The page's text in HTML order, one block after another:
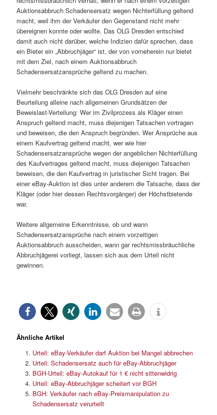
Auktionsabbruch Schadensersatz wegen Nichterfüllung geltend
macht, weil ihm der Verkäufer den Gegenstand nicht mehr
übereignen konnte oder wollte. Das OLG Dresden entschied
damit auch nicht darüber, welche Indizien dafür sprechen, dass
ein Bieter ein „Abbruchjäger“ ist, der von vorneherein nur bietet
mit dem Ziel, nach einem Auktionsabbruch
Schadensersatzansprüche geltend zu machen.
Vielmehr beschränkte sich das OLG Dresden auf eine
Beurteilung alleine nach allgemeinen Grundsätzen der
Beweislast-Verteilung: Wer im Zivilprozess als Kläger einen
Anspruch geltend macht, muss diejenigen Tatsachen vortragen
und beweisen, die den Anspruch begründen. Wer Ansprüche aus
einem Kaufvertrag geltend macht, wer wie hier
Schadensersatzansprüche wegen der angeblichen Nichterfüllung
des Kaufvertrages geltend macht, muss diejenigen Tatsachen
beweisen, die den Kaufvertrag in juristischer Sicht tragen. Bei
einer eBay-Auktion ist dies unter anderem die Tatsache, dass der
Kläger (oder hier dessen Rechtsvorgänger) der Höchstbietende
war.
Weitere allgemeine Erkenntnisse, ob und wann
Schadensersatzansprüche nach einem vorzeitigen
Auktionsabbruch ausscheiden, wann gar rechtsmissbräuchliche
Abbruchjägerei vorliegt, lassen sich aus dem Urteil nicht
gewinnen.
Ähnliche Artikel
Urteil: eBay-Verkäufer darf Auktion bei Mangel abbrechen
Urteil: Schadensersatz auch für eBay-Abbruchjäger
BGH-Urteil: eBay-Autokauf für 1 € nicht sittenwidrig
Urteil: eBay-Abbruchjäger scheitert vor BGH
BGH: Verkäufer nach eBay-Preismanipulation zu
Schadensersatz verurteilt